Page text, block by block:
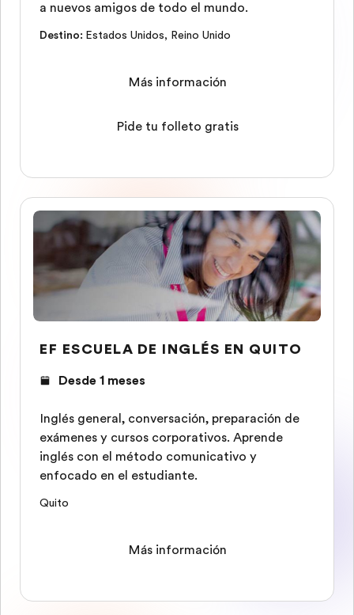
a nuevos amigos de todo el mundo.
Destino: Estados Unidos, Reino Unido
Más información
Pide tu folleto gratis
EF ESCUELA DE INGLÉS EN QUITO
Desde 1 meses
Inglés general, conversación, preparación de
exámenes y cursos corporativos. Aprende
inglés con el método comunicativo y
enfocado en el estudiante.
Quito
Más información